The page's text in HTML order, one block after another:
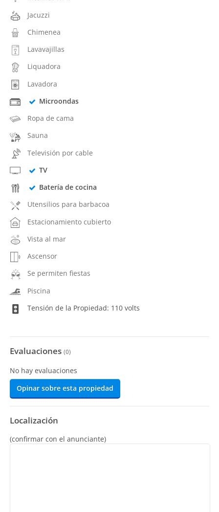
Jacuzzi
Chimenea
Lavavajillas
Liquadora
Lavadora
Microondas
Ropa de cama
Sauna
Televisión por cable
TV
Batería de cocina
Utensilios para barbacoa
Estacionamiento cubierto
Vista al mar
Ascensor
Se permiten fiestas
Piscina
Tensión de la Propiedad: 110 volts
Evaluaciones (0)
No hay evaluaciones
Opinar sobre esta propiedad
Localización
(confirmar con el anunciante)